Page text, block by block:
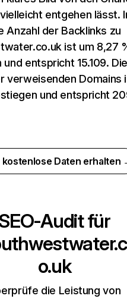
entgehen lässt.
Anzahl der Backlinks zu
ist um 8,27
entspricht 15.109.
verweisenden Domains
und entspricht
kostenlose Daten erhalten
Audit für
o.uk
die Leistung von